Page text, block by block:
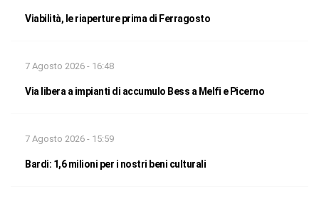
Viabilità, le riaperture prima di Ferragosto
7 Agosto 2026 - 16:48
Via libera a impianti di accumulo Bess a Melfi e Picerno
7 Agosto 2026 - 15:59
Bardi: 1,6 milioni per i nostri beni culturali